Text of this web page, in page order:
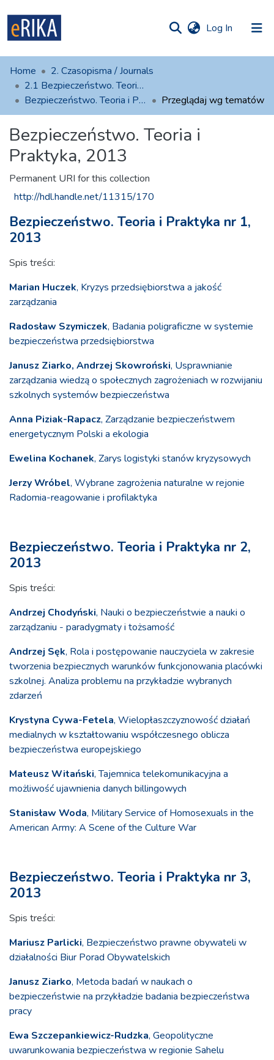
Log In (current)
UAFM
Information
For authors
Help
Contact
Home
2. Czasopisma / Journals
2.1 Bezpieczeństwo. Teoria i Praktyka
Bezpieczeństwo. Teoria i Praktyka, 2013
Przeglądaj wg tematów
Bezpieczeństwo. Teoria i
Praktyka, 2013
Permanent URI for this collection
http://hdl.handle.net/11315/170
Bezpieczeństwo. Teoria i Praktyka nr 1,
2013
Spis treści:
Marian Huczek, Kryzys przedsiębiorstwa a jakość
zarządzania
Radosław Szymiczek, Badania poligraficzne w systemie
bezpieczeństwa przedsiębiorstwa
Janusz Ziarko, Andrzej Skowroński, Usprawnianie
zarządzania wiedzą o społecznych zagrożeniach w rozwijaniu
szkolnych systemów bezpieczeństwa
Anna Piziak-Rapacz, Zarządzanie bezpieczeństwem
energetycznym Polski a ekologia
Ewelina Kochanek, Zarys logistyki stanów kryzysowych
Jerzy Wróbel, Wybrane zagrożenia naturalne w rejonie
Radomia-reagowanie i profilaktyka
Bezpieczeństwo. Teoria i Praktyka nr 2,
2013
Spis treści:
Andrzej Chodyński, Nauki o bezpieczeństwie a nauki o
zarządzaniu - paradygmaty i tożsamość
Andrzej Sęk, Rola i postępowanie nauczyciela w zakresie
tworzenia bezpiecznych warunków funkcjonowania placówki
szkolnej. Analiza problemu na przykładzie wybranych
zdarzeń
Krystyna Cywa-Fetela, Wielopłaszczyznowość działań
medialnych w kształtowaniu współczesnego oblicza
bezpieczeństwa europejskiego
Mateusz Witański, Tajemnica telekomunikacyjna a
możliwość ujawnienia danych billingowych
Stanisław Woda, Military Service of Homosexuals in the
American Army: A Scene of the Culture War
Bezpieczeństwo. Teoria i Praktyka nr 3,
2013
Spis treści:
Mariusz Parlicki, Bezpieczeństwo prawne obywateli w
działalności Biur Porad Obywatelskich
Janusz Ziarko, Metoda badań w naukach o
bezpieczeństwie na przykładzie badania bezpieczeństwa
pracy
Ewa Szczepankiewicz-Rudzka, Geopolityczne
uwarunkowania bezpieczeństwa w regionie Sahelu